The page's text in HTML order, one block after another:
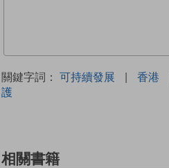
關鍵字詞： 可持續發展 | 香港
護
相關書籍